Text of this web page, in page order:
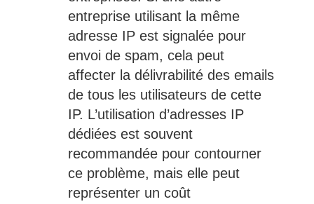
entreprise utilisant la même
adresse IP est signalée pour
envoi de spam, cela peut
affecter la délivrabilité des emails
de tous les utilisateurs de cette
IP. L’utilisation d’adresses IP
dédiées est souvent
recommandée pour contourner
ce problème, mais elle peut
représenter un coût